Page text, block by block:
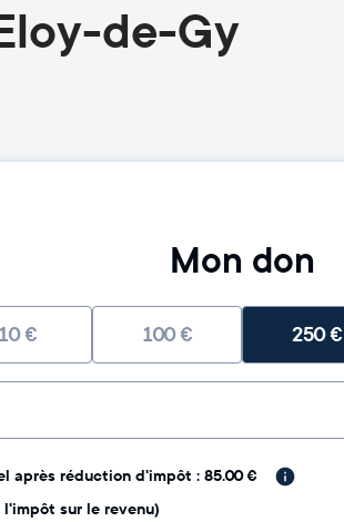
de-Gy
Mon don
10€ 100€ 250€
après réduction d'impôt : 85.00 €
l'impôt sur le revenu)